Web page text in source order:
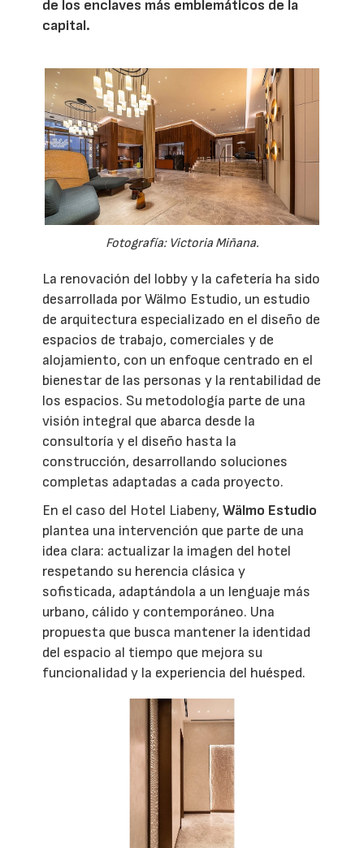
de los enclaves más emblemáticos de la
capital.
Fotografía: Victoria Miñana.
La renovación del lobby y la cafetería ha sido
desarrollada por Wälmo Estudio, un estudio
de arquitectura especializado en el diseño de
espacios de trabajo, comerciales y de
alojamiento, con un enfoque centrado en el
bienestar de las personas y la rentabilidad de
los espacios. Su metodología parte de una
visión integral que abarca desde la
consultoría y el diseño hasta la
construcción, desarrollando soluciones
completas adaptadas a cada proyecto.
En el caso del Hotel Liabeny,Wälmo Estudio
plantea una intervención que parte de una
idea clara: actualizar la imagen del hotel
respetando su herencia clásica y
sofisticada, adaptándola a un lenguaje más
urbano, cálido y contemporáneo. Una
propuesta que busca mantener la identidad
del espacio al tiempo que mejora su
funcionalidad y la experiencia del huésped.